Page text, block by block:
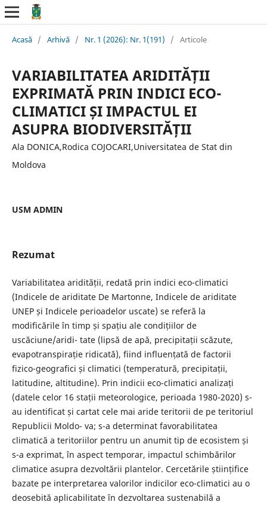
Acasă / Arhivă / Nr. 1 (2026): Nr. 1(191) / Articole
VARIABILITATEA ARIDITĂȚII
EXPRIMATĂ PRIN INDICI ECO-
CLIMATICI ȘI IMPACTUL EI
ASUPRA BIODIVERSITĂȚII
Ala DONICA,Rodica COJOCARI,Universitatea de Stat din
Moldova
USM ADMIN
Rezumat
Variabilitatea aridității, redată prin indici eco-climatici
(Indicele de ariditate De Martonne, Indicele de ariditate
UNEP și Indicele perioadelor uscate) se referă la
modificările în timp și spațiu ale condițiilor de
uscăciune/aridi- tate (lipsă de apă, precipitații scăzute,
evapotranspirație ridicată), fiind influențată de factorii
fizico-geografici și climatici (temperatură, precipitații,
latitudine, altitudine). Prin indicii eco-climatici analizați
(datele celor 16 stații meteorologice, perioada 1980-2020) s-
au identificat și cartat cele mai aride teritorii de pe teritoriul
Republicii Moldo- va; s-a determinat favorabilitatea
climatică a teritoriilor pentru un anumit tip de ecosistem și
s-a exprimat, în aspect temporar, impactul schimbărilor
climatice asupra dezvoltării plantelor. Cercetările științifice
bazate pe interpretarea valorilor indicilor eco-climatici au o
deosebită aplicabilitate în dezvoltarea sustenabilă a